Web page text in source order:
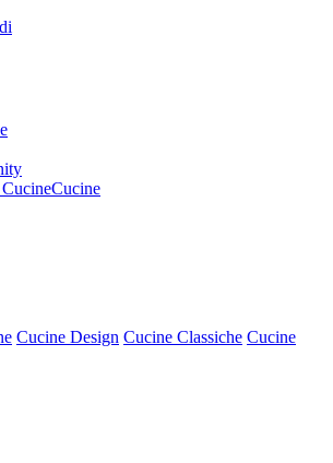
Cucine
Cucine Design Cucine Classiche Cucine